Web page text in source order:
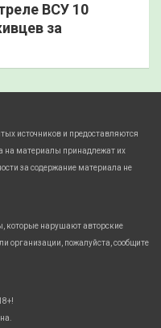
ВСУ 10
за
источников и предоставляются
на материалы принадлежат их
за содержание материала не
которые нарушают авторские
пожалуйста, сообщите